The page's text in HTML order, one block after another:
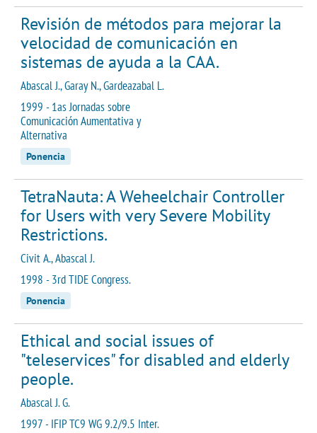
Revisión de métodos para mejorar la
velocidad de comunicación en
sistemas de ayuda a la CAA.
Abascal J., Garay N., Gardeazabal L.
1999 - 1as Jornadas sobre
Comunicación Aumentativa y
Alternativa
Ponencia
TetraNauta: A Weheelchair Controller
for Users with very Severe Mobility
Restrictions.
Civit A., Abascal J.
1998 - 3rd TIDE Congress.
Ponencia
Ethical and social issues of
"teleservices" for disabled and elderly
people.
Abascal J. G.
1997 - IFIP TC9 WG 9.2/9.5 Inter.